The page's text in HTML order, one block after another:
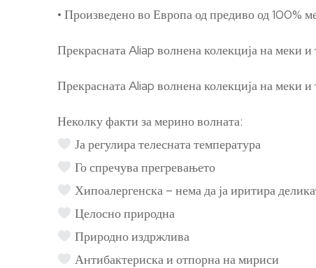
• Произведено во Европа од предиво од 100%
Прекрасната Aliap волнена колекција на
Прекрасната Aliap волнена колекција на
Неколку факти за мерино волната:
Ја регулира телесната температура
Го спречува прегревањето
Хипоалергенска – нема да ја иритира
Целосно природна
Природно издржлива
Антибактериска и отпорна на мириси